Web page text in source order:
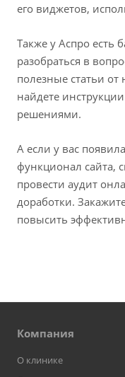
его виджетов,
Также у Аспро есть
разобраться в
полезные статьи
найдете
решениями.
А если у вас
функционал сайта,
провести аудит
доработки.
повысить
Компания
О клинике